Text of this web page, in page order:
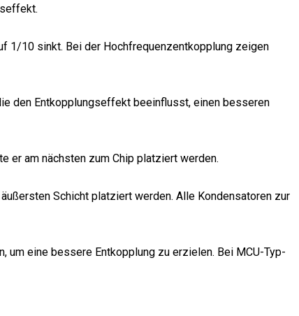
1/10 sinkt. Bei der Hochfrequenzentkopplung zeigen
den Entkopplungseffekt beeinflusst, einen besseren
er am nächsten zum Chip platziert werden.
Schicht platziert werden. Alle Kondensatoren zur
eine bessere Entkopplung zu erzielen. Bei MCU-Typ-